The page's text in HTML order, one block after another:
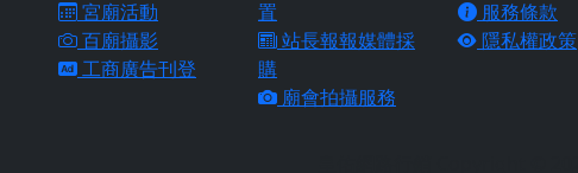
宮廟活動
百廟攝影
工商廣告刊登
置
站長報報媒體採
購
廟會拍攝服務
服務條款
隱私權政策